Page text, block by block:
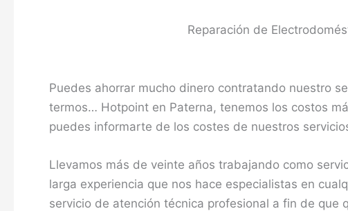
Reparación de
Puedes ahorrar mucho dinero contratando nuestro
termos… Hotpoint en Paterna, tenemos los costos
puedes informarte de los costes de nuestros
Llevamos más de veinte años trabajando como
larga experiencia que nos hace especialistas en
servicio de atención técnica profesional a fin de que